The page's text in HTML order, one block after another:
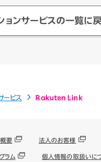
ョンサービスの一覧に
ービス Rakuten Link
要 法人のお客様
ラム 個人情報の取扱いに